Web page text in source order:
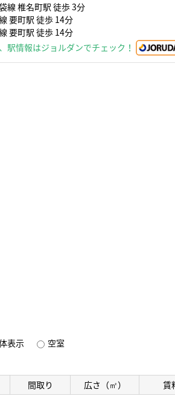
線 椎名町駅 徒歩 3分
要町駅 徒歩 14分
要町駅 徒歩 14分
駅情報はジョルダンでチェック！
表示 空室
間取り 広さ（㎡） 賃